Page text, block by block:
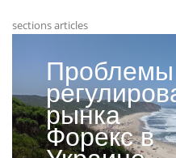
sections articles
Проблемы
рынка
Форекс в